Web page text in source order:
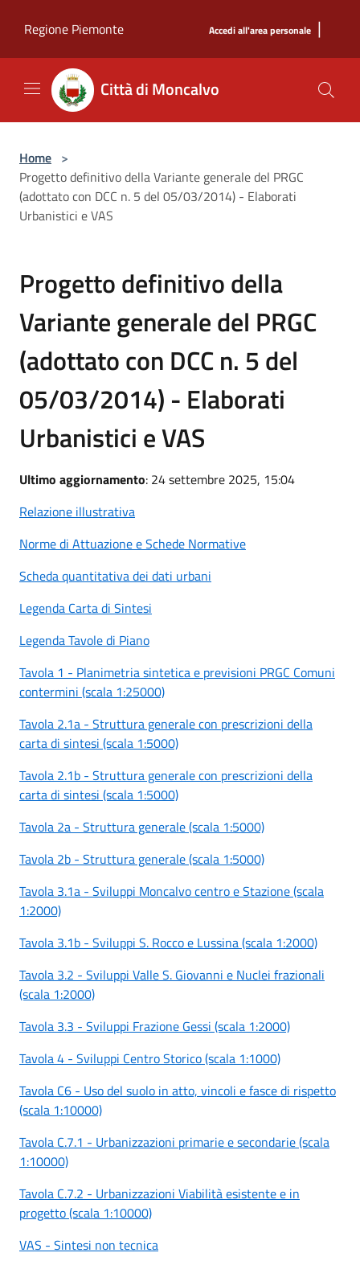
Regione Piemonte
Accedi all'area personale |
Città di Moncalvo
Home >
Progetto definitivo della Variante generale del PRGC
(adottato con DCC n. 5 del 05/03/2014) - Elaborati
Urbanistici e VAS
Progetto definitivo della
Variante generale del PRGC
(adottato con DCC n. 5 del
05/03/2014) - Elaborati
Urbanistici e VAS
Ultimo aggiornamento: 24 settembre 2025, 15:04
Relazione illustrativa
Norme di Attuazione e Schede Normative
Scheda quantitativa dei dati urbani
Legenda Carta di Sintesi
Legenda Tavole di Piano
Tavola 1 - Planimetria sintetica e previsioni PRGC Comuni
contermini (scala 1:25000)
Tavola 2.1a - Struttura generale con prescrizioni della
carta di sintesi (scala 1:5000)
Tavola 2.1b - Struttura generale con prescrizioni della
carta di sintesi (scala 1:5000)
Tavola 2a - Struttura generale (scala 1:5000)
Tavola 2b - Struttura generale (scala 1:5000)
Tavola 3.1a - Sviluppi Moncalvo centro e Stazione (scala
1:2000)
Tavola 3.1b - Sviluppi S. Rocco e Lussina (scala 1:2000)
Tavola 3.2 - Sviluppi Valle S. Giovanni e Nuclei frazionali
(scala 1:2000)
Tavola 3.3 - Sviluppi Frazione Gessi (scala 1:2000)
Tavola 4 - Sviluppi Centro Storico (scala 1:1000)
Tavola C6 - Uso del suolo in atto, vincoli e fasce di rispetto
(scala 1:10000)
Tavola C.7.1 - Urbanizzazioni primarie e secondarie (scala
1:10000)
Tavola C.7.2 - Urbanizzazioni Viabilità esistente e in
progetto (scala 1:10000)
VAS - Sintesi non tecnica